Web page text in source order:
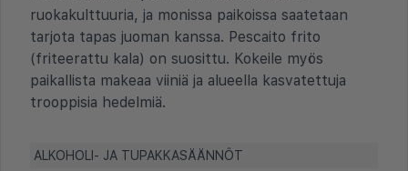
ruokakulttuuria, ja monissa paikoissa saatetaan
tarjota tapas juoman kanssa. Pescaito frito
(friteerattu kala) on suosittu. Kokeile myös
paikallista makeaa viiniä ja alueella kasvatettuja
trooppisia hedelmiä.
ALKOHOLI- JA TUPAKKASÄÄNNÖT